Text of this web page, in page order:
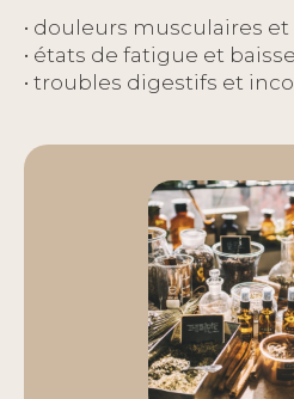
• douleurs musculaires
• états de fatigue et
• troubles digestifs et